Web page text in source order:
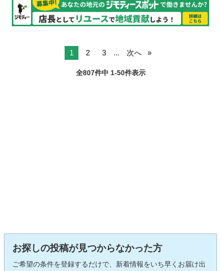
1 2 3 ... 次へ
全807件中 1-50件表示
お探しの投稿が見つからなかった方
ご希望の条件を登録するだけで、新着情報をいち早くお届け出